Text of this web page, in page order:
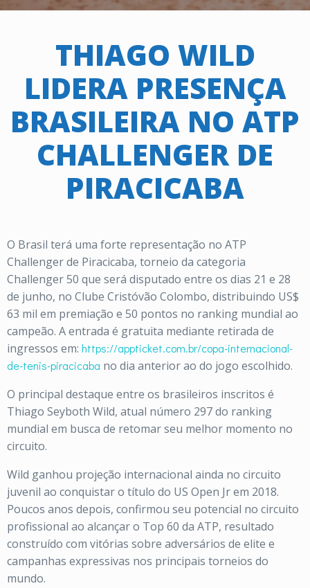
THIAGO WILD
LIDERA PRESENÇA
BRASILEIRA NO ATP
CHALLENGER DE
PIRACICABA
O Brasil terá uma forte representação no ATP
Challenger de Piracicaba, torneio da categoria
Challenger 50 que será disputado entre os dias 21 e 28
de junho, no Clube Cristóvão Colombo, distribuindo US$
63 mil em premiação e 50 pontos no ranking mundial ao
campeão. A entrada é gratuita mediante retirada de
ingressos em: https://appticket.com.br/copa-internacional-
de-tenis-piracicaba no dia anterior ao do jogo escolhido.
O principal destaque entre os brasileiros inscritos é
Thiago Seyboth Wild, atual número 297 do ranking
mundial em busca de retomar seu melhor momento no
circuito.
Wild ganhou projeção internacional ainda no circuito
juvenil ao conquistar o título do US Open Jr em 2018.
Poucos anos depois, confirmou seu potencial no circuito
profissional ao alcançar o Top 60 da ATP, resultado
construído com vitórias sobre adversários de elite e
campanhas expressivas nos principais torneios do
mundo.